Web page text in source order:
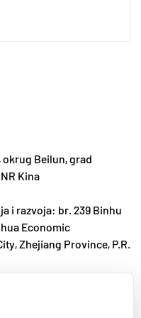
u različitim
inovacije
i fitinga.
okrug Beilun, grad
Kina
i razvoja: br. 239 Binhu
Economic
Zhejiang Province, P.R.